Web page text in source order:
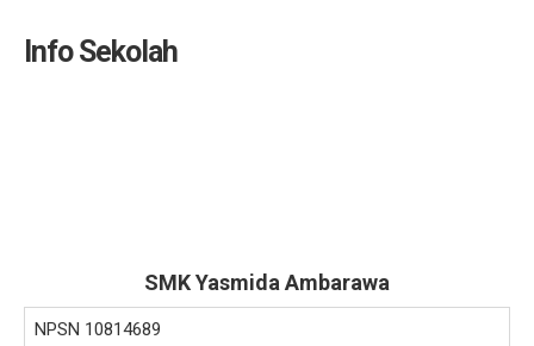
Info Sekolah
SMK Yasmida Ambarawa
NPSN 10814689